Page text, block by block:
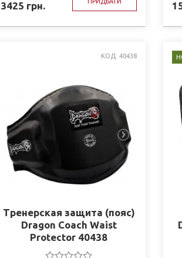
3425 грн.
КОД: 40438
Тренерская защита (пояс)
Dragon Coach Waist
Protector 40438